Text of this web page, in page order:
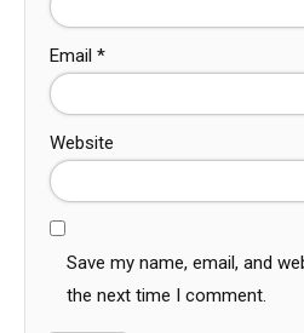
Email *
Website
Save my name, email, and
the next time I comment.